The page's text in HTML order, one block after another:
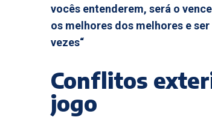
vocês entenderem, será o
os melhores dos melhores e
vezes“
Conflitos
jogo